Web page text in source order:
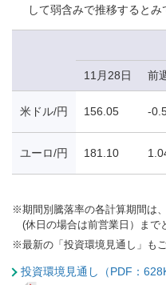
して弱含みで推移するとみ
11月28日 前
米ドル/円 156.05 -
ユーロ/円 181.10
※期間別騰落率の各計算期間は
(休日の場合は前営業日）まで
※最新の「投資環境見通し」も
投資環境見通し（PDF：